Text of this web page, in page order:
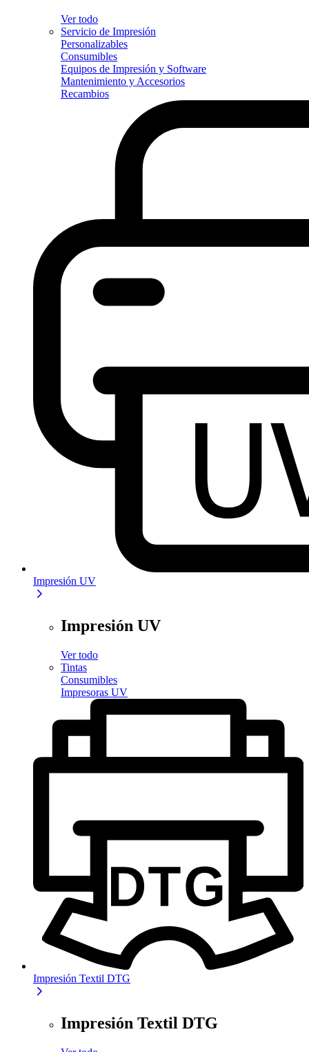
Ver todo
Servicio de Impresión
Personalizables
Consumibles
Equipos de Impresión y Software
Mantenimiento y Accesorios
Recambios
Impresión UV
Impresión UV
Ver todo
Tintas
Consumibles
Impresoras UV
Impresión Textil DTG
Impresión Textil DTG